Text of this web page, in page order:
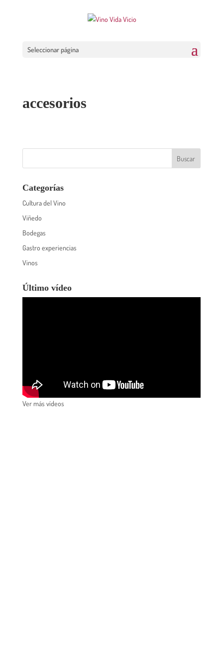
Seleccionar página
accesorios
Categorías
Cultura del Vino
Viñedo
Bodegas
Gastro experiencias
Vinos
Último vídeo
Ver más vídeos